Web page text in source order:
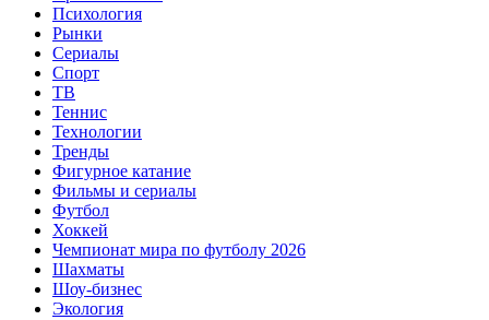
Психология
Рынки
Сериалы
Спорт
ТВ
Теннис
Технологии
Тренды
Фигурное катание
Фильмы и сериалы
Футбол
Хоккей
Чемпионат мира по футболу 2026
Шахматы
Шоу-бизнес
Экология